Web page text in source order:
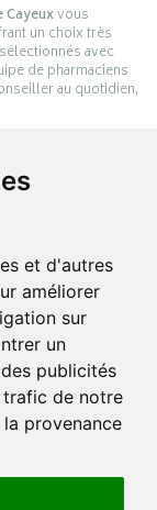
et d'autres
améliorer
sur
un
publicités
trafic de notre
provenance
Cayeuxvous
un choix très
avec
de pharmaciens
au quotidien,
des milliers de
le retrait
pratique,
de votre